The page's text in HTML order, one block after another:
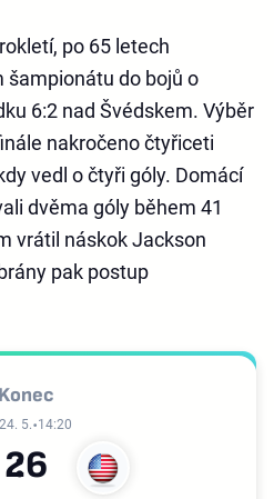
po 65 letech
šampionátu do bojů o
6:2 nad Švédskem. Výběr
nakročeno čtyřiceti
vedl o čtyři góly. Domácí
dvěma góly během 41
vrátil náskok Jackson
pak postup
Konec
5. 14:20
26